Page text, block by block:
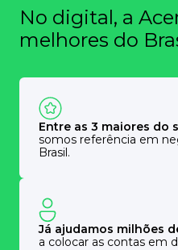
No digital, a
melhores do
Entre as 3 maiores do
somos referência em
Brasil.
Já ajudamos milhões
a colocar as contas em